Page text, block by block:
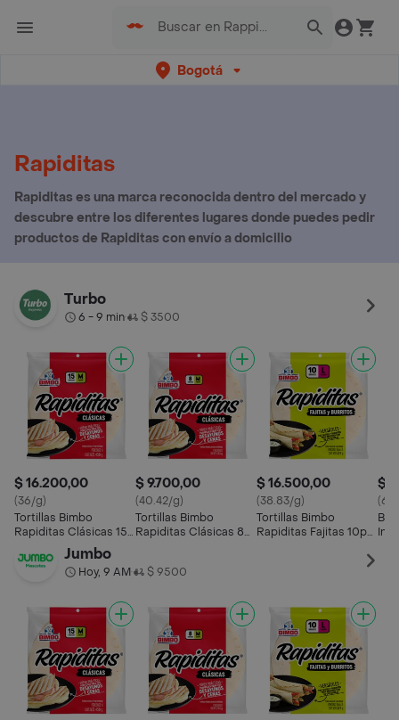
Bogotá
Rapiditas
Rapiditas es una marca reconocida dentro del mercado y
descubre entre los diferentes lugares donde puedes pedir
productos de Rapiditas con envío a domicilio
Turbo
6 - 9 min• $ 3500
$ 16.200,00
(36/g)
Tortillas Bimbo
Rapiditas Clásicas 15p
$ 9.700,00
(40.42/g)
Tortillas Bimbo
Rapiditas Clásicas 8p
$ 16.500,00
(38.83/g)
Tortillas Bimbo
Rapiditas Fajitas 10p
$
Jumbo
Hoy, 9 AM• $ 9500